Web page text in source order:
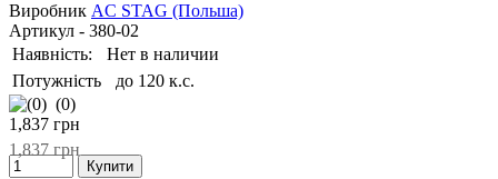
Виробник AC STAG (Польша)
Артикул - 380-02
Наявність:
Нет в наличии
Потужність
до 120 к.с.
(0)
1,837 грн
1,837грн